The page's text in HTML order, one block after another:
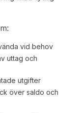
vid behov
uttag och
utgifter
över saldo och